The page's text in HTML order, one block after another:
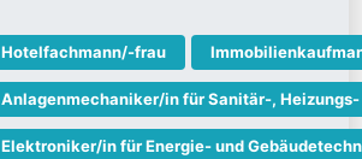
Hotelfachmann/-frau
Anlagenmechaniker/in für Sanitär-,
Elektroniker/in für Energie- und